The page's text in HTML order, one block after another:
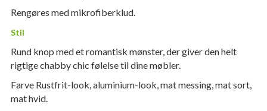
Rengøres med mikrofiberklud.
Stil
Rund knop med et romantisk mønster, der giver den helt
rigtige chabby chic følelse til dine møbler.
Farve Rustfrit-look, aluminium-look, mat messing, mat sort,
mat hvid.